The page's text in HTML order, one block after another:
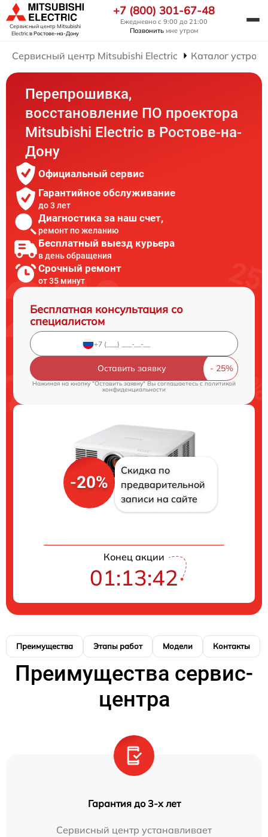
Сервисный центр Mitsubishi
Electricв Ростове-на-Дону
+7 (800) 301-67-48
Ежедневно с 9:00 до 21:00
Позвонить мне утром
Сервисный центр Mitsubishi Electric Каталог
Перепрошивка,
восстановление ПО проектора
Mitsubishi Electric в Ростове-на-
Дону
Официальный сервис
Гарантийное обслуживание
до 3 лет
Диагностика за наш счет,
ремонт по желанию
Бесплатный выезд курьера
в день обращения
Срочный ремонт
от 35 минут
Бесплатная консультация со
специалистом
Оставить заявку
Нажимая на кнопку "Оставить заявку" Вы соглашаетесь c политикой
конфиденциальности
-20%
Скидка по
предварительной
записи на сайте
Конец акции
01:13:41
Преимущества Этапы работ Модели Контакты
Преимущества сервис-
центра
Гарантия до 3-х лет
Сервисный центр устанавливает